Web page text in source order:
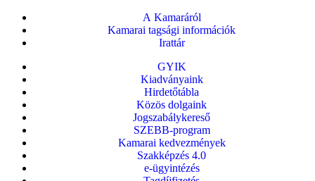
A Kamaráról
Kamarai tagsági információk
Irattár
GYIK
Kiadványaink
Hirdetőtábla
Közös dolgaink
Jogszabálykereső
SZEBB-program
Kamarai kedvezmények
Szakképzés 4.0
e-ügyintézés